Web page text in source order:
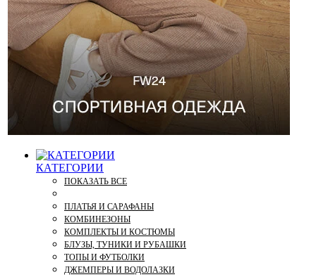
КАТЕГОРИИ
ПОКАЗАТЬ ВСЕ
ПЛАТЬЯ И САРАФАНЫ
КОМБИНЕЗОНЫ
КОМПЛЕКТЫ И КОСТЮМЫ
БЛУЗЫ, ТУНИКИ И РУБАШКИ
ТОПЫ И ФУТБОЛКИ
ДЖЕМПЕРЫ И ВОДОЛАЗКИ